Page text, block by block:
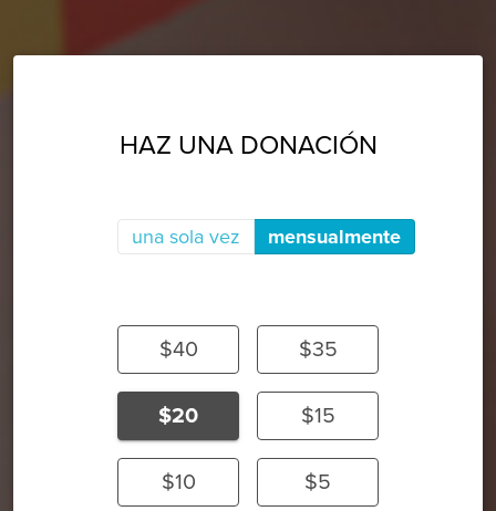
HAZ UNA DONACIÓN
una sola vez mensualmente
$40 $35
$20 $15
$10 $5